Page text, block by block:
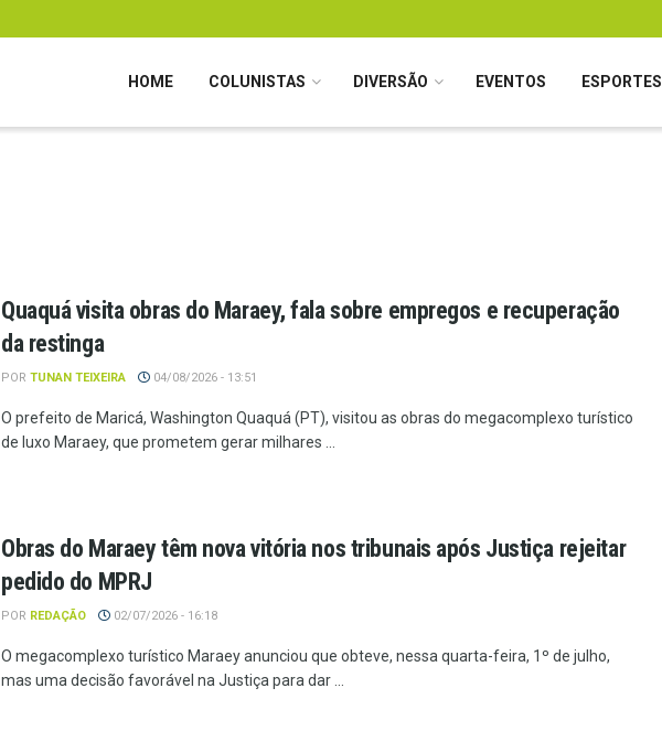
HOME COLUNISTAS DIVERSÃO EVENTOS ESPORTES
Quaquá visita obras do Maraey, fala sobre empregos e recuperação
da restinga
POR TUNAN TEIXEIRA 04/08/2026 - 13:51
O prefeito de Maricá, Washington Quaquá (PT), visitou as obras do megacomplexo turístico
de luxo Maraey, que prometem gerar milhares ...
Obras do Maraey têm nova vitória nos tribunais após Justiça rejeitar
pedido do MPRJ
POR REDAÇÃO 02/07/2026 - 16:18
O megacomplexo turístico Maraey anunciou que obteve, nessa quarta-feira, 1º de julho,
mas uma decisão favorável na Justiça para dar ...